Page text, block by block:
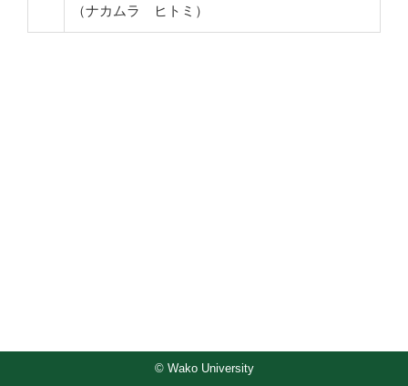
（ナカムラ ヒトミ）
© Wako University